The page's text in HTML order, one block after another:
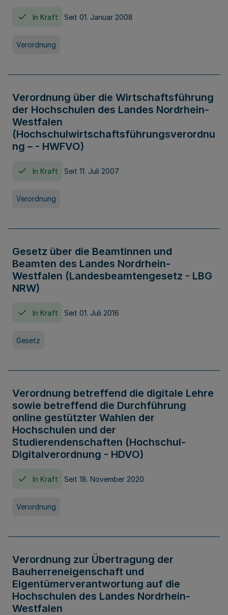
In Kraft Seit 01. Januar 2008
Verordnung
Verordnung über die Wirtschaftsführung
der Hochschulen des Landes Nordrhein-
Westfalen
(Hochschulwirtschaftsführungsverordnu
ng – - HWFVO)
In Kraft Seit 11. Juli 2007
Verordnung
Gesetz über die Beamtinnen und
Beamten des Landes Nordrhein-
Westfalen (Landesbeamtengesetz - LBG
NRW)
In Kraft Seit 01. Juli 2016
Gesetz
Verordnung betreffend die digitale Lehre
sowie betreffend die Durchführung
online gestützter Wahlen der
Hochschulen und der
Studierendenschaften (Hochschul-
Digitalverordnung - HDVO)
In Kraft Seit 18. November 2020
Verordnung
Verordnung zur Übertragung der
Bauherreneigenschaft und
Eigentümerverantwortung auf die
Hochschulen des Landes Nordrhein-
Westfalen